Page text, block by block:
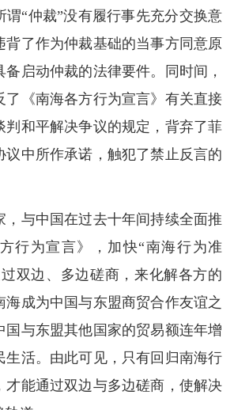
谓“仲裁”没有履行事先充分交换意
背了作为仲裁基础的当事方同意原
备启动仲裁的法律要件。同时间，
了《南海各方行为宣言》有关直接
判和平解决争议的规定，背弃了菲
议中所作承诺，触犯了禁止反言的
，与中国在过去十年间持续全面推
行为宣言》，加快“南海行为准
双边、多边磋商，来化解各方的
海成为中国与东盟商贸合作友谊之
国与东盟其他国家的贸易额连年增
生活。由此可见，只有回归南海行
才能通过双边与多边磋商，使解决